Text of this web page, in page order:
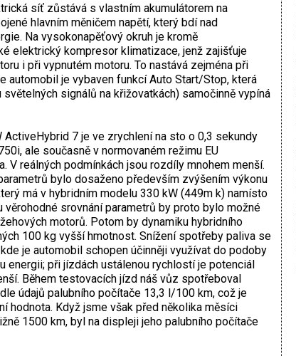
síť zůstává s vlastním akumulátorem na
hlavním měničem napětí, který bdí nad
Na vysokonapěťový okruh je kromě
elektrický kompresor klimatizace, jenž zajišťuje
i při vypnutém motoru. To nastává zejména při
automobil je vybaven funkcí Auto Start/Stop, která
signálů na křižovatkách) samočinně vypíná
ActiveHybrid 7 je ve zrychlení na sto o 0,3 sekundy
ale současně v normovaném režimu EU
V reálných podmínkách jsou rozdíly mnohem menší.
bylo dosaženo především zvýšením výkonu
má v hybridním modelu 330 kW (449m k) namísto
věrohodné srovnání parametrů by proto bylo možné
motorů. Potom by dynamiku hybridního
100 kg vyšší hmotnost. Snížení spotřeby paliva se
je automobil schopen účinněji využívat do podoby
energii; při jízdách ustálenou rychlostí je potenciál
Během testovacích jízd náš vůz spotřeboval
údajů palubního počítače 13,3 l/100 km, což je
hodnota. Když jsme však před několika měsíci
1500 km, byl na displeji jeho palubního počítače